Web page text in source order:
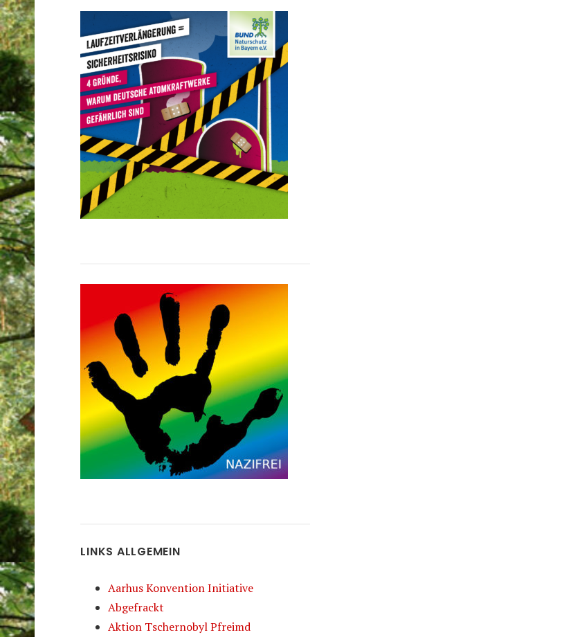
LINKS ALLGEMEIN
Aarhus Konvention Initiative
Abgefrackt
Aktion Tschernobyl Pfreimd